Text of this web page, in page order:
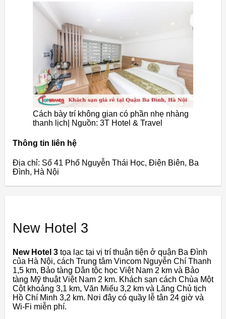
Cách bày trí không gian có phần nhẹ nhàng
thanh lịch| Nguồn: 3T Hotel & Travel
Thông tin liên hệ
Địa chỉ: Số 41 Phố Nguyễn Thái Học, Điện Biên, Ba
Đình, Hà Nội
New Hotel 3
New Hotel 3 tọa lạc tại vị trí thuận tiện ở quận Ba Đình
của Hà Nội, cách Trung tâm Vincom Nguyễn Chí Thanh
1,5 km, Bảo tàng Dân tộc học Việt Nam 2 km và Bảo
tàng Mỹ thuật Việt Nam 2 km. Khách sạn cách Chùa Một
Cột khoảng 3,1 km, Văn Miếu 3,2 km và Lăng Chủ tịch
Hồ Chí Minh 3,2 km. Nơi đây có quầy lễ tân 24 giờ và
Wi-Fi miễn phí.